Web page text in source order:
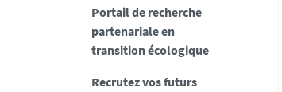
Portail de recherche
partenariale en
transition écologique
Recrutez vos futurs